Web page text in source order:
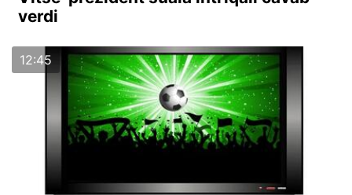
verdi
12:45